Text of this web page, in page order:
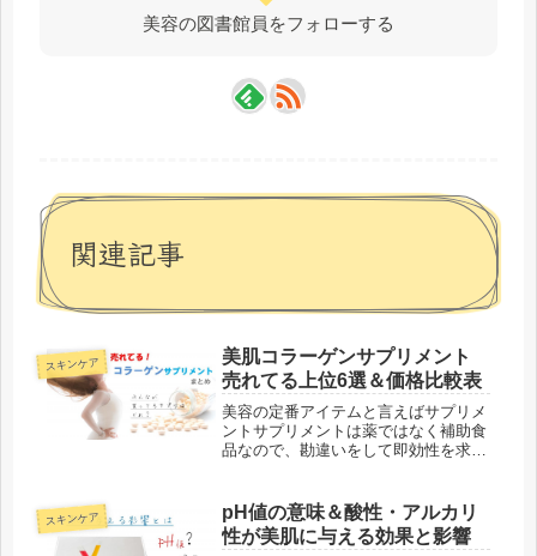
美容の図書館員をフォローする
関連記事
スキンケア
美肌コラーゲンサプリメント
売れてる上位6選＆価格比較表
美容の定番アイテムと言えばサプリメ
ントサプリメントは薬ではなく補助食
品なので、勘違いをして即効性を求め
不足する栄養を補うためならお手軽で
十分な量が得られるのでおススメ！優
秀...
スキンケア
pH値の意味＆酸性・アルカリ
性が美肌に与える効果と影響